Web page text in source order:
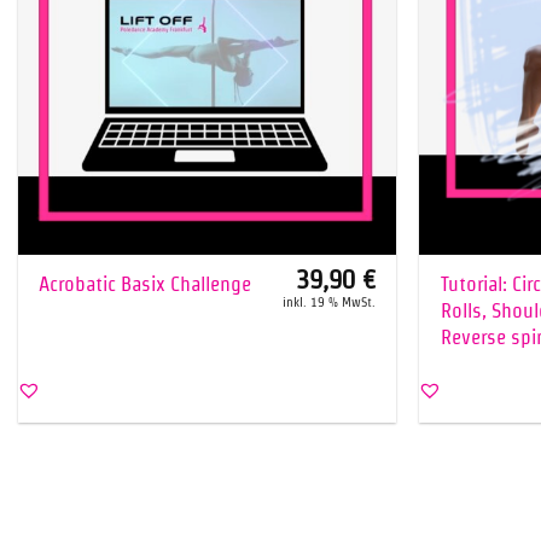
Acrobatic Basix Challenge 39,90 €
inkl. 19 % MwSt.
Tutorial:
Rolls,
Reverse